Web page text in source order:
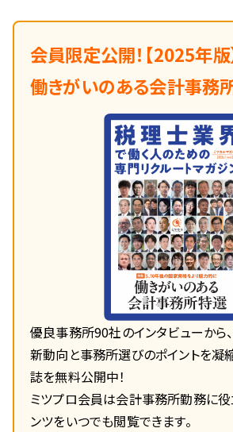
会員限定公開！【2025年版
働きがいのある会計事務
優良事務所90社のインタビューから
新動向と事務所選びのポイントを凝
誌を無料公開中！
ミツプロ会員は会計事務所勤務に
ンツをいつでも閲覧できます。